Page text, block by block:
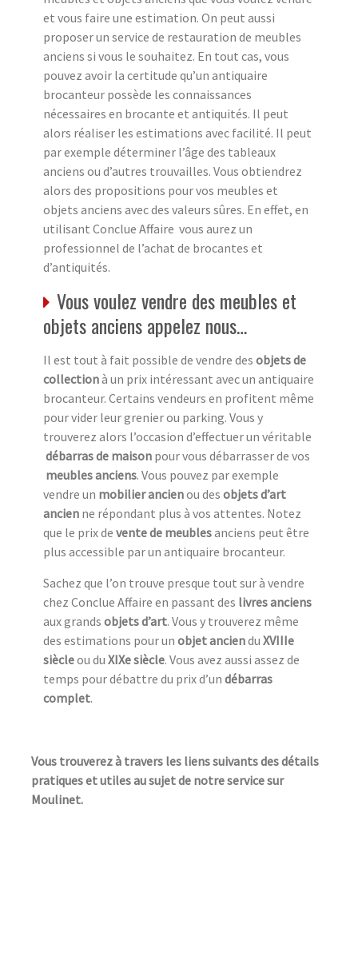
et vous faire une estimation. On peut aussi
proposer un service de restauration de meubles
anciens si vous le souhaitez. En tout cas, vous
pouvez avoir la certitude qu’un antiquaire
brocanteur possède les connaissances
nécessaires en brocante et antiquités. Il peut
alors réaliser les estimations avec facilité. Il peut
par exemple déterminer l’âge des tableaux
anciens ou d’autres trouvailles. Vous obtiendrez
alors des propositions pour vos meubles et
objets anciens avec des valeurs sûres. En effet, en
utilisant Conclue Affaire vous aurez un
professionnel de l’achat de brocantes et
d’antiquités.
Vous voulez vendre des meubles et
objets anciens appelez nous…
Il est tout à fait possible de vendre des objets de
collectionà un prix intéressant avec un antiquaire
brocanteur. Certains vendeurs en profitent même
pour vider leur grenier ou parking. Vous y
trouverez alors l’occasion d’effectuer un véritable
débarras de maison pour vous débarrasser de vos
meubles anciens. Vous pouvez par exemple
vendre un mobilier ancienou des objets d’art
ancien ne répondant plus à vos attentes. Notez
que le prix de vente de meublesanciens peut être
plus accessible par un antiquaire brocanteur.
Sachez que l’on trouve presque tout sur à vendre
chez Conclue Affaire en passant des livres anciens
aux grands objets d’art. Vous y trouverez même
des estimations pour un objet anciendu XVIIIe
siècleou du XIXe siècle. Vous avez aussi assez de
temps pour débattre du prix d’un débarras
complet.
Vous trouverez à travers les liens suivants des détails
pratiques et utiles au sujet de notre service sur
Moulinet.